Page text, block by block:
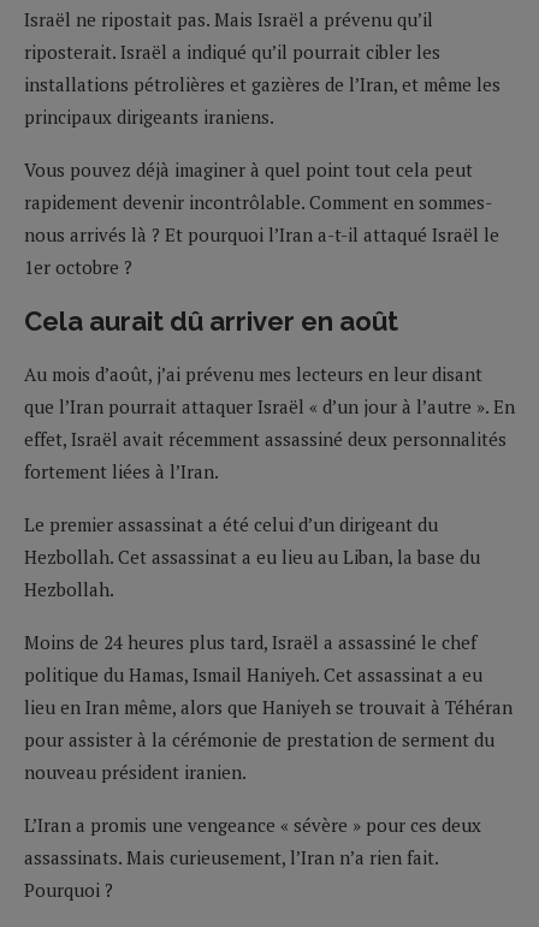
Israël ne ripostait pas. Mais Israël a prévenu qu’il
riposterait. Israël a indiqué qu’il pourrait cibler les
installations pétrolières et gazières de l’Iran, et même les
principaux dirigeants iraniens.
Vous pouvez déjà imaginer à quel point tout cela peut
rapidement devenir incontrôlable. Comment en sommes-
nous arrivés là ? Et pourquoi l’Iran a-t-il attaqué Israël le
1er octobre ?
Cela aurait dû arriver en août
Au mois d’août, j’ai prévenu mes lecteurs en leur disant
que l’Iran pourrait attaquer Israël « d’un jour à l’autre ». En
effet, Israël avait récemment assassiné deux personnalités
fortement liées à l’Iran.
Le premier assassinat a été celui d’un dirigeant du
Hezbollah. Cet assassinat a eu lieu au Liban, la base du
Hezbollah.
Moins de 24 heures plus tard, Israël a assassiné le chef
politique du Hamas, Ismail Haniyeh. Cet assassinat a eu
lieu en Iran même, alors que Haniyeh se trouvait à Téhéran
pour assister à la cérémonie de prestation de serment du
nouveau président iranien.
L’Iran a promis une vengeance « sévère » pour ces deux
assassinats. Mais curieusement, l’Iran n’a rien fait.
Pourquoi ?